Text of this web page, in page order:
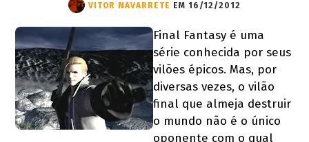
VITOR NAVARRETE EM 16/12/2012
Final Fantasy é uma
série conhecida por seus
vilões épicos. Mas, por
diversas vezes, o vilão
final que almeja destruir
o mundo não é o único
oponente com o qual